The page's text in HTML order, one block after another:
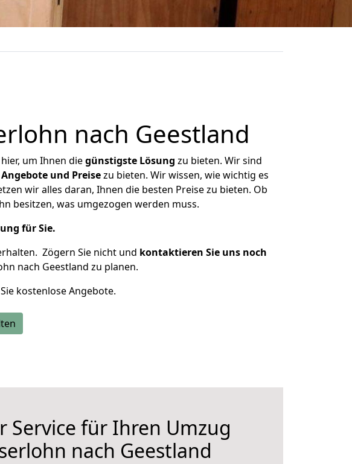
nach Geestland
um Ihnen diegünstigste Lösung zu bieten. Wir sind
und Preisezu bieten. Wir wissen, wie wichtig es
wir alles daran, Ihnen die besten Preise zu bieten. Ob
besitzen, was umgezogen werden muss.
für Sie.
Zögern Sie nicht und kontaktieren Sie uns noch
nach Geestland zu planen.
kostenlose Angebote.
Service für Ihren Umzug
nach Geestland